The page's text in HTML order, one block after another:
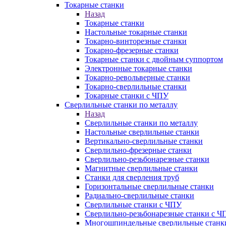
Токарные станки
Назад
Токарные станки
Настольные токарные станки
Токарно-винторезные станки
Токарно-фрезерные станки
Токарные станки с двойным суппортом
Электронные токарные станки
Токарно-револьверные станки
Токарно-сверлильные станки
Токарные станки с ЧПУ
Сверлильные станки по металлу
Назад
Сверлильные станки по металлу
Настольные сверлильные станки
Вертикально-сверлильные станки
Сверлильно-фрезерные станки
Сверлильно-резьбонарезные станки
Магнитные сверлильные станки
Станки для сверления труб
Горизонтальные сверлильные станки
Радиально-сверлильные станки
Сверлильные станки с ЧПУ
Сверлильно-резьбонарезные станки с
Многошпиндельные сверлильные